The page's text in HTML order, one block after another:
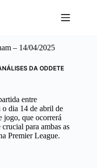
– 14/04/2025
DA ODDETE
entre
o dia 14 de abril de
jogo, que ocorrerá
para ambas as
Premier League.